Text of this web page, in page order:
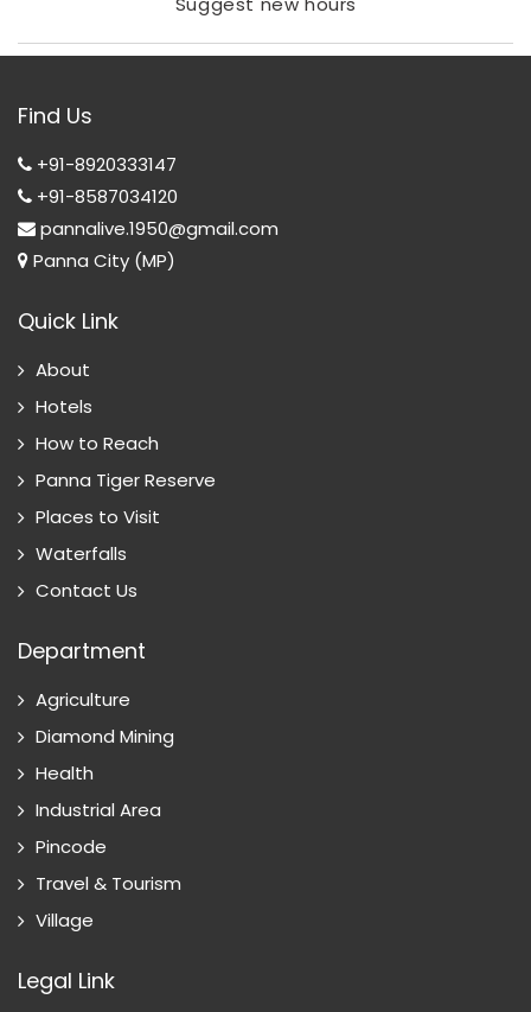
Find Us
+91-8920333147
+91-8587034120
pannalive.1950@gmail.com
Panna City (MP)
Quick Link
About
Hotels
How to Reach
Panna Tiger Reserve
Places to Visit
Waterfalls
Contact Us
Department
Agriculture
Diamond Mining
Health
Industrial Area
Pincode
Travel & Tourism
Village
Legal Link